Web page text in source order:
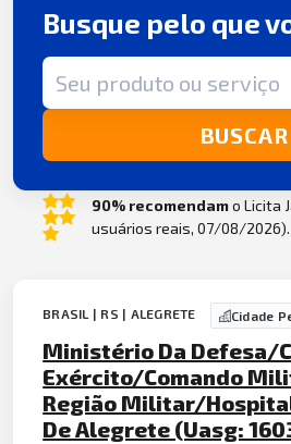
Busque pelo que
Termo de busca
BUSCAR
90% recomendamo Licita
usuários reais, 07/08/2026).
BRASIL | RS | ALEGRETE Cidade
Ministério Da Defesa/
Exército/Comando
Região Militar/
De Alegrete (Uasg: